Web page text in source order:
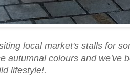
local market's stalls for
autumnal colours and we've
lifestyle!.